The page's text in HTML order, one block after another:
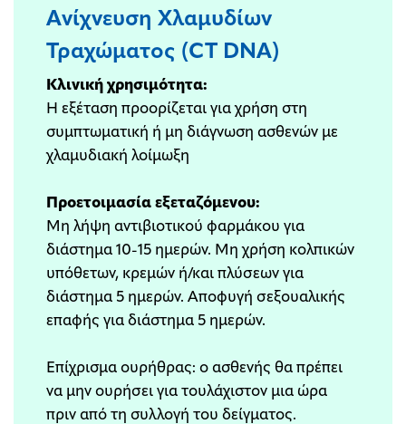
Ανίχνευση Χλαμυδίων
Τραχώματος (CT DNA)
Κλινική χρησιμότητα:
Η εξέταση προορίζεται για χρήση στη
συμπτωματική ή μη διάγνωση ασθενών με
χλαμυδιακή λοίμωξη
Προετοιμασία εξεταζόμενου:
Μη λήψη αντιβιοτικού φαρμάκου για
διάστημα 10-15 ημερών. Μη χρήση κολπικών
υπόθετων, κρεμών ή/και πλύσεων για
διάστημα 5 ημερών. Αποφυγή σεξουαλικής
επαφής για διάστημα 5 ημερών.
Επίχρισμα ουρήθρας: ο ασθενής θα πρέπει
να μην ουρήσει για τουλάχιστον μια ώρα
πριν από τη συλλογή του δείγματος.